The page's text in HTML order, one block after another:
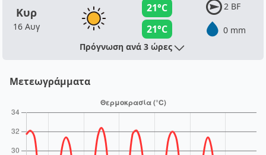
Κυρ
16 Αυγ
21°C
21°C
2 BF
0 mm
Πρόγνωση ανά 3 ώρες
Μετεωγράμματα